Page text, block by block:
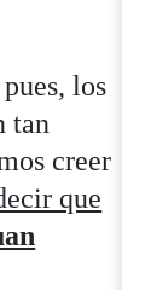
los
tan
creer
que